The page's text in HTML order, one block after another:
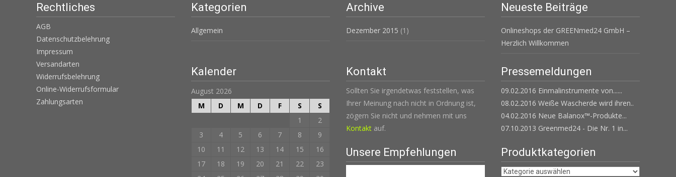
Rechtliches
AGB
Datenschutzbelehrung
Impressum
Versandarten
Widerrufsbelehrung
Online-Widerrufsformular
Zahlungsarten
Kategorien
Allgemein
Archive
Dezember 2015 (1)
Neueste Beiträge
Onlineshops der GREENmed24 GmbH –
Herzlich Willkommen
Kalender
August 2026
M
D M D F S
S
1
2
3
4 5 6 7 8
9
10
11 12 13 14 15
16
17
18 19 20 21 22
23
Kontakt
Sollten Sie irgendetwas feststellen, was
Ihrer Meinung nach nicht in Ordnung ist,
zögern Sie nicht und nehmen mit uns
Kontakt auf.
Pressemeldungen
09.02.2016 Einmalinstrumente von......
08.02.2016 Weiße Wascherde wird ihren..
04.02.2016 Neue Balanox™-Produkte...
07.10.2013 Greenmed24 - Die Nr. 1 in...
Unsere Empfehlungen Produktkategorien